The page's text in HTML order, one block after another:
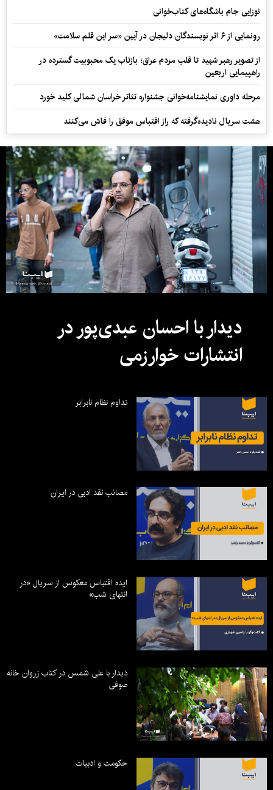
نوزایی جام باشگاه‌های کتاب‌خوانی
رونمایی از ۶ اثر نویسندگان دلیجان در آیین «سر این قلم سلامت»
از تصویر رهبر شهید تا قلب مردم عراق؛ بازتاب یک محبوبیت گسترده در
راهپیمایی اربعین
مرحله داوری نمایشنامه‌خوانی جشنواره تئاتر خراسان شمالی کلید خورد
هشت سریال نادیده‌گرفته که راز اقتباس موفق را فاش می‌کنند
دیدار با احسان عبدی‌پور در
انتشارات خوارزمی
تداوم نظام نابرابر
مصائب نقد ادبی در ایران
ایده اقتباس معکوس از سریال «در
انتهای شب»
دیدار با علی شمس در کتاب زروان خانه
صوفی
حکومت و ادبیات